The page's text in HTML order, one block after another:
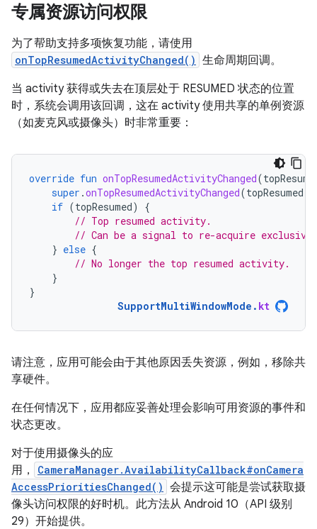
专属资源访问权限
为了帮助支持多项恢复功能，请使用
onTopResumedActivityChanged() 生命周期回调。
当 activity 获得或失去在顶层处于 RESUMED 状态的位置
时，系统会调用该回调，这在 activity 使用共享的单例资源
（如麦克风或摄像头）时非常重要：
override fun onTopResumedActivityChanged(
super .onTopResumedActivityChanged(topResumed
if (topResumed)
{
// Top resumed activity.
// Can be a signal to re-acquire exclusive
} else {
// No longer the top resumed activity.
}
}
SupportMultiWindowMode . kt
请注意，应用可能会由于其他原因丢失资源，例如，移除共
享硬件。
在任何情况下，应用都应妥善处理会影响可用资源的事件和
状态更改。
对于使用摄像头的应
用，
CameraManager.AvailabilityCallback#onCamera
AccessPrioritiesChanged() 会提示这可能是尝试获取摄
像头访问权限的好时机。此方法从 Android 10（API 级别
29）开始提供。